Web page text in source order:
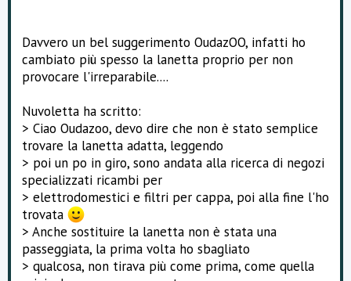
Davvero un bel suggerimento OudazOO, infatti ho
cambiato più spesso la lanetta proprio per non
provocare l'irreparabile....
Nuvoletta ha scritto:
> Ciao Oudazoo, devo dire che non è stato semplice
trovare la lanetta adatta, leggendo
> poi un po in giro, sono andata alla ricerca di negozi
specializzati ricambi per
> elettrodomestici e filtri per cappa, poi alla fine l'ho
trovata
> Anche sostituire la lanetta non è stata una
passeggiata, la prima volta ho sbagliato
> qualcosa, non tirava più come prima, come quella